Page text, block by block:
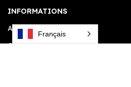
INFORMATIONS
A PROPOS.
CONTACT.
Français